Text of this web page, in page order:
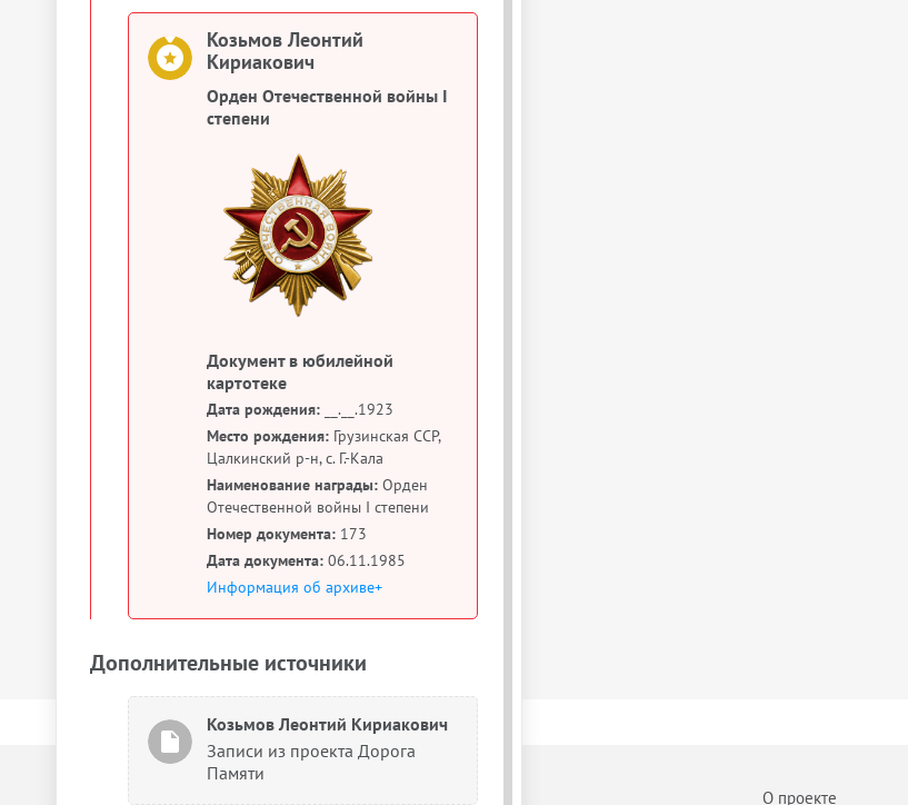
Козьмов Леонтий
Кириакович
Орден Отечественной войны I
степени
Документ в юбилейной
картотеке
Дата рождения: __.__.1923
Место рождения: Грузинская ССР,
Цалкинский р-н, с. Г.-Кала
Наименование награды: Орден
Отечественной войны I степени
Номер документа: 173
Дата документа: 06.11.1985
Информация об архиве+
Дополнительные источники
Козьмов Леонтий Кириакович
Записи из проекта Дорога
Памяти
О проекте